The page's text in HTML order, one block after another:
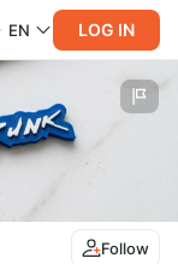
EN LOG IN
Follow